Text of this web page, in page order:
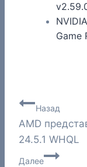
Game
по
записям
Назад
AMD
24.5.1 WHQL
Далее